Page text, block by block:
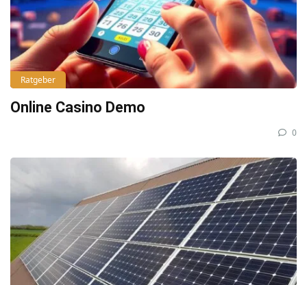
Ratgeber
Online Casino Demo
0